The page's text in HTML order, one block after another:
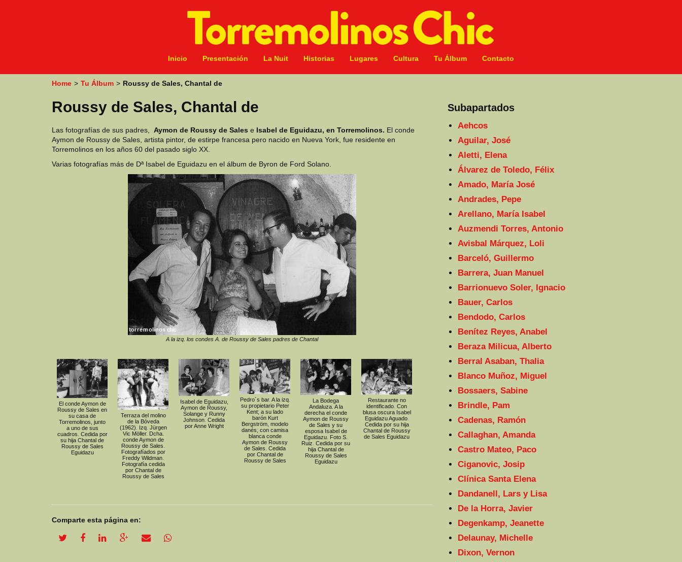
i
Inicio Presentación La Nuit Historias Lugares Cultura Tu Álbum Contacto
Home > Tu Álbum > Roussy de Sales, Chantal de
Roussy de Sales, Chantal de
Las fotografías de sus padres, Aymon de Roussy de Sales e Isabel de Eguidazu, en Torremolinos. El conde
Aymon de Roussy de Sales, artista pintor, de estirpe francesa pero nacido en Nueva York, fue residente en
Torremolinos en los años 60 del pasado siglo XX.
Varias fotografías más de Dª Isabel de Eguidazu en el álbum de Byron de Ford Solano.
A la izq. los condes A. de Roussy de Sales padres de Chantal
El conde Aymon de
Roussy de Sales en
su casa de
Torremolinos, junto
a uno de sus
cuadros. Cedida por
su hija Chantal de
Roussy de Sales
Eguidazu
Terraza del molino
de la Bóveda
(1962). Izq. Jürgen
Vic Möller. Dcha.
conde Aymon de
Roussy de Sales.
Fotografíados por
Freddy Wildman.
Fotografía cedida
por Chantal de
Roussy de Sales
Isabel de Eguidazu,
Aymon de Roussy,
Solange y Runny
Johnson. Cedida
por Anne Wright
Pedro´s bar. A la izq.
su propietario Peter
Kent; a su lado
barón Kurt
Bergström, modelo
danés; con camisa
blanca conde
Aymon de Roussy
de Sales. Cedida
por Chantal de
Roussy de Sales
La Bodega
Andaluza. A la
derecha el conde
Aymon de Roussy
de Sales y su
esposa Isabel de
Eguidazu. Foto S.
Ruiz. Cedida por su
hija Chantal de
Roussy de Sales
Eguidazu
Restaurante no
identificado. Con
blusa oscura Isabel
Eguidazu Aguado.
Cedida por su hija
Chantal de Roussy
de Sales Eguidazu
Comparte esta página en:
Subapartados
Aehcos
Aguilar, José
Aletti, Elena
Álvarez de Toledo, Félix
Amado, María José
Andrades, Pepe
Arellano, María Isabel
Auzmendi Torres, Antonio
Avisbal Márquez, Loli
Barceló, Guillermo
Barrera, Juan Manuel
Barrionuevo Soler, Ignacio
Bauer, Carlos
Bendodo, Carlos
Benítez Reyes, Anabel
Beraza Milicua, Alberto
Berral Asaban, Thalia
Blanco Muñoz, Miguel
Bossaers, Sabine
Brindle, Pam
Cadenas, Ramón
Callaghan, Amanda
Castro Mateo, Paco
Ciganovic, Josip
Clínica Santa Elena
Dandanell, Lars y Lisa
De la Horra, Javier
Degenkamp, Jeanette
Delaunay, Michelle
Dixon, Vernon